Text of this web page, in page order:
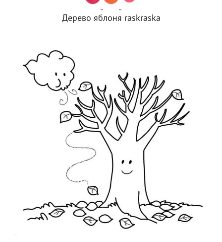
Дерево яблоня raskraska